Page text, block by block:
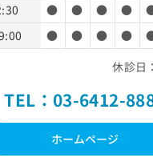
● ● ● ●
● ● ● ●
休診日
TEL：03-6412-
ホームページ